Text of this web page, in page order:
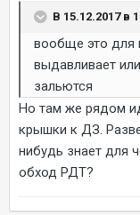
В 15.12.2017 в
вообще это для
выдавливает
зальются
Но там же рядом
крышки к ДЗ.
нибудь знает для
обход РДТ?